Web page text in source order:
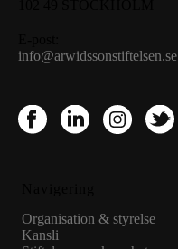
info@arwidssonstiftelsen.se
Organisation & styrelse
Kansli